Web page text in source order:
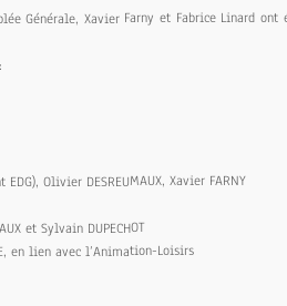
Générale, Xavier Farny et Fabrice Linard
Olivier DESREUMAUX, Xavier FARNY
et Sylvain DUPECHOT
en lien avec l’Animation-Loisirs